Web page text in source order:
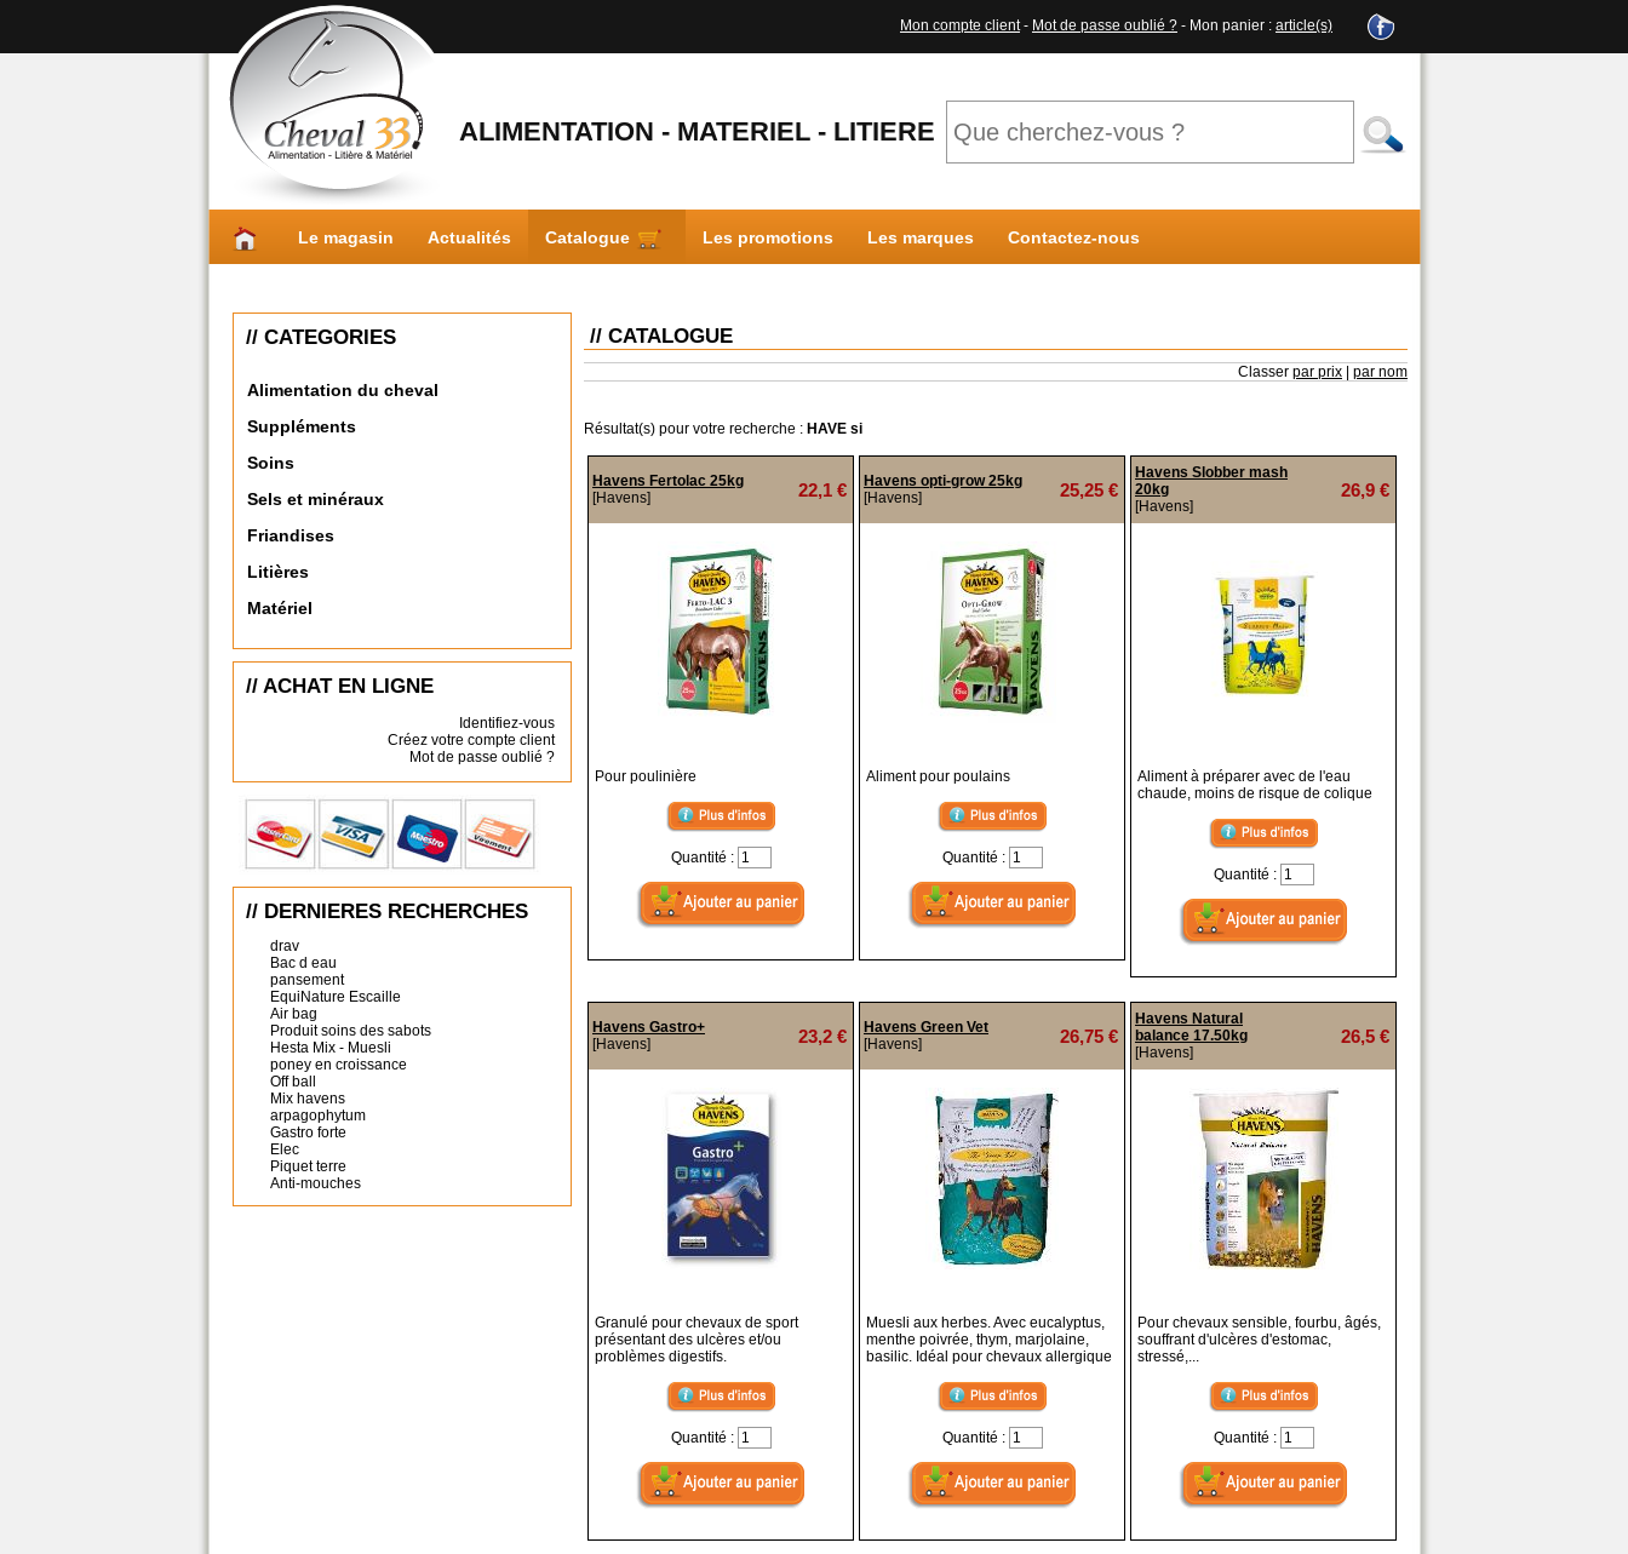
Mon compte client- Mot de passe oublié ? - Mon panier : article(s)
ALIMENTATION - MATERIEL - LITIERE
Le magasin Actualités Catalogue Les promotions Les marques Contactez-nous
// CATEGORIES
Alimentation du cheval
Suppléments
Soins
Sels et minéraux
Friandises
Litières
Matériel
// ACHAT EN LIGNE
Identifiez-vous
Créez votre compte client
Mot de passe oublié ?
// DERNIERES RECHERCHES
drav
Bac d eau
pansement
EquiNature Escaille
Air bag
Produit soins des sabots
Hesta Mix - Muesli
poney en croissance
Off ball
Mix havens
arpagophytum
Gastro forte
Elec
Piquet terre
Anti-mouches
// CATALOGUE
Classer par prix par nom
Résultat(s) pour votre recherche : HAVE si
Havens Fertolac 25kg
[Havens]
22,1 €
Pour poulinière
Quantité :
Havens opti-grow 25kg
[Havens]
25,25 €
Aliment pour poulains
Quantité :
Havens Slobber mash
20kg
[Havens]
26,9 €
Aliment à préparer avec de l'eau
chaude, moins de risque de colique
Quantité :
Havens Gastro+
[Havens]
23,2 €
Granulé pour chevaux de sport
présentant des ulcères et/ou
problèmes digestifs.
Quantité :
Havens Green Vet
[Havens]
26,75 €
Muesli aux herbes. Avec eucalyptus,
menthe poivrée, thym, marjolaine,
basilic. Idéal pour chevaux allergique
Quantité :
Havens Natural
balance 17.50kg
[Havens]
26,5 €
Pour chevaux sensible, fourbu, âgés,
souffrant d'ulcères d'estomac,
stressé,...
Quantité :